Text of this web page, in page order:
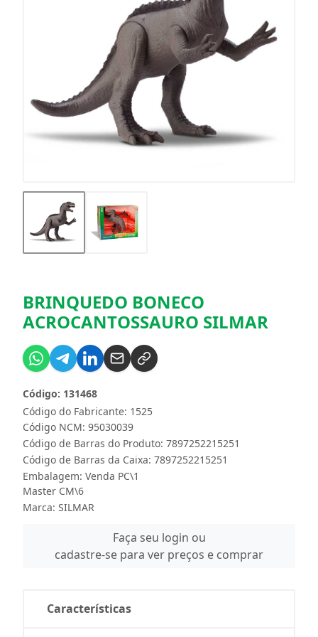
BRINQUEDO BONECO
ACROCANTOSSAURO SILMAR
Código do Fabricante: 1525
Código: 131468
Código NCM: 95030039
Código de Barras do Produto: 7897252215251
Código de Barras da Caixa: 7897252215251
Embalagem: Venda PC\1
Master CM\6
Marca: SILMAR
Faça seu login ou
cadastre-se para ver preços e comprar
Características